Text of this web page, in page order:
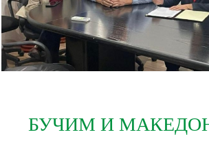
БУЧИМ И